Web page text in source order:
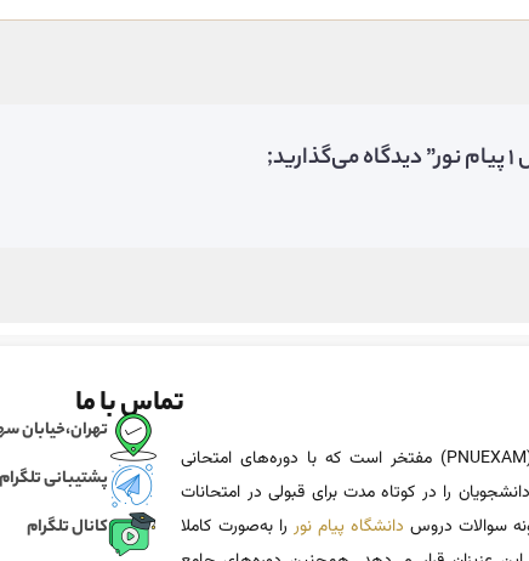
پی ان یو اگزم (PNUEXAM) مفتخر است که با دوره‌های امتحانی
را در کوتاه مدت برای قبولی در امتحانات
سوالات دروس دانشگاه پیام نور را به‌صورت کاملا
تماس با ما
تهران،خیابان
پشتیبانی تلگرام
کانال تلگرام